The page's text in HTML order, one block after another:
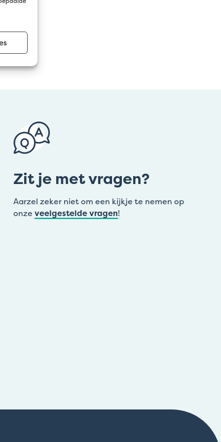
Zit je met vragen?
Aarzel zeker niet om een kijkje te nemen op
onze veelgestelde vragen!